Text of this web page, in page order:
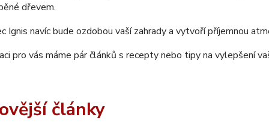
dřevem.
Ignis navíc bude ozdobou vaší zahrady a vytvoří příjemnou
pro vás máme pár článků s recepty nebo tipy na vylepšení
články